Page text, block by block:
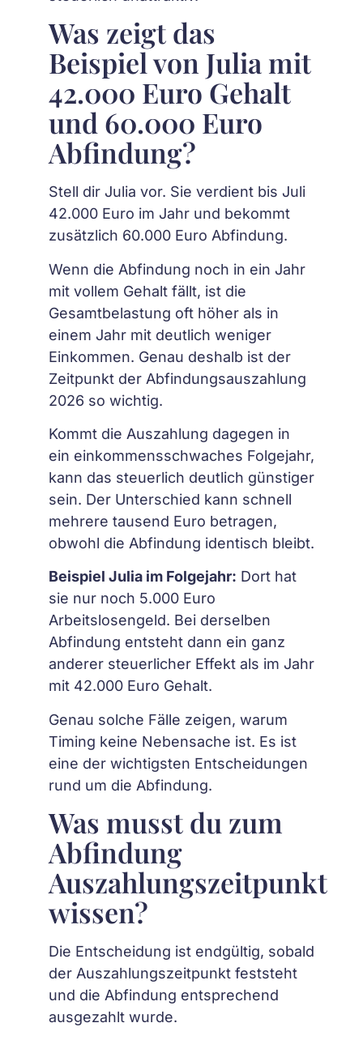
Was zeigt das
Beispiel von Julia mit
42.000 Euro Gehalt
und 60.000 Euro
Abfindung?
Stell dir Julia vor. Sie verdient bis Juli
42.000 Euro im Jahr und bekommt
zusätzlich 60.000 Euro Abfindung.
Wenn die Abfindung noch in ein Jahr
mit vollem Gehalt fällt, ist die
Gesamtbelastung oft höher als in
einem Jahr mit deutlich weniger
Einkommen. Genau deshalb ist der
Zeitpunkt der Abfindungsauszahlung
2026 so wichtig.
Kommt die Auszahlung dagegen in
ein einkommensschwaches Folgejahr,
kann das steuerlich deutlich günstiger
sein. Der Unterschied kann schnell
mehrere tausend Euro betragen,
obwohl die Abfindung identisch bleibt.
Beispiel Julia im Folgejahr: Dort hat
sie nur noch 5.000 Euro
Arbeitslosengeld. Bei derselben
Abfindung entsteht dann ein ganz
anderer steuerlicher Effekt als im Jahr
mit 42.000 Euro Gehalt.
Genau solche Fälle zeigen, warum
Timing keine Nebensache ist. Es ist
eine der wichtigsten Entscheidungen
rund um die Abfindung.
Was musst du zum
Abfindung
Auszahlungszeitpunkt
wissen?
Die Entscheidung ist endgültig, sobald
der Auszahlungszeitpunkt feststeht
und die Abfindung entsprechend
ausgezahlt wurde.